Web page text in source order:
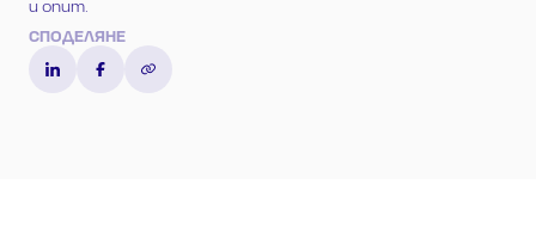
СПОДЕЛЯНЕ
и опит.